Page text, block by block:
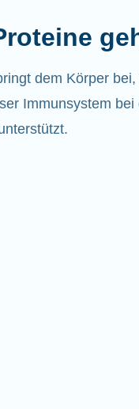
dem Körper
Immunsystem